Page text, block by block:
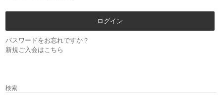
パスワードをお忘れですか？
新規ご入会はこちら
検索